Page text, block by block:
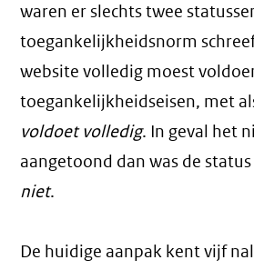
waren er slechts twee
toegankelijkheidsnorm
website volledig moest
toegankelijkheidseisen, met
voldoet volledig. In geval het
aangetoond dan was de
niet.
De huidige aanpak kent vijf